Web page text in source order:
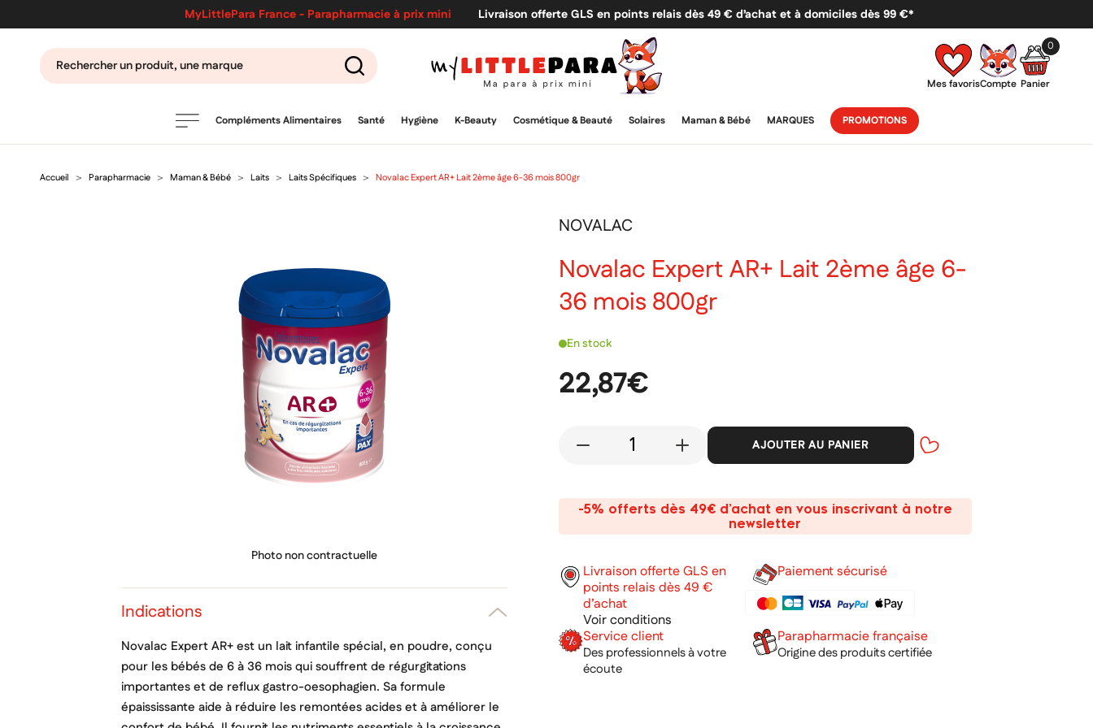
MyLittlePara France - Parapharmacie à prix mini Livraison offerte GLS en points relais dès 49 € d’achat et à domiciles dès 99 €*
PRODUITS
Mes favorisCompte
0
Panier
Compléments Alimentaires Santé Hygiène K-Beauty Cosmétique & Beauté Solaires Maman & Bébé MARQUES PROMOTIONS
Accueil Parapharmacie Maman & Bébé Laits Laits Spécifiques Novalac Expert AR+ Lait 2ème âge 6-36 mois 800gr
NOVALAC
Novalac Expert AR+ Lait 2ème âge 6-
36 mois 800gr
En stock
22,87€
- + AJOUTER AU PANIER
-5% offerts dès 49€ d’achat en vous inscrivant à notre
newsletter
Livraison offerte GLS en
points relais dès 49 €
d’achat
Voir conditions
Paiement sécurisé
Service client
Des professionnels à votre
écoute
Parapharmacie française
Origine des produits certifiée
Photo non contractuelle
Indications
Novalac Expert AR+ est un lait infantile spécial, en poudre, conçu
pour les bébés de 6 à 36 mois qui souffrent de régurgitations
importantes et de reflux gastro-oesophagien. Sa formule
épaississante aide à réduire les remontées acides et à améliorer le